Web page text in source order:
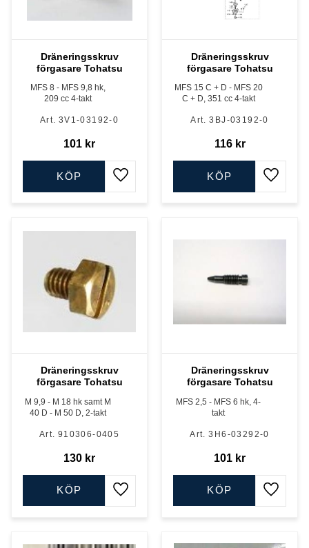
Dräneringsskruv
förgasare Tohatsu
MFS 8 - MFS 9,8 hk,
209 cc 4-takt
3V1-03192-0
101 kr
Lägg till i favoriter
KÖP
Dräneringsskruv
förgasare Tohatsu
MFS 15 C + D - MFS 20
C + D, 351 cc 4-takt
3BJ-03192-0
116kr
Lägg
KÖP
Dräneringsskruv
förgasare Tohatsu
M 9,9 - M 18 hk samt M
40 D - M 50 D, 2-takt
910306-0405
130 kr
Lägg till i favoriter
KÖP
Dräneringsskruv
förgasare Tohatsu
MFS 2,5 - MFS 6 hk, 4-
takt
3H6-03292-0
101 kr
Lägg
KÖP